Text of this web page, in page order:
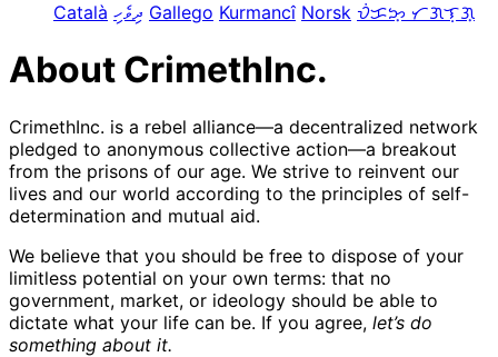
Català ދިވެހި Gallego Kurmancî Norsk ᜏᜒᜃᜅ᜔ ᜆᜄᜎᜓᜄ᜔
About CrimethInc.
CrimethInc. is a rebel alliance—a decentralized network
pledged to anonymous collective action—a breakout
from the prisons of our age. We strive to reinvent our
lives and our world according to the principles of self-
determination and mutual aid.
We believe that you should be free to dispose of your
limitless potential on your own terms: that no
government, market, or ideology should be able to
dictate what your life can be. If you agree, let’s do
something about it.